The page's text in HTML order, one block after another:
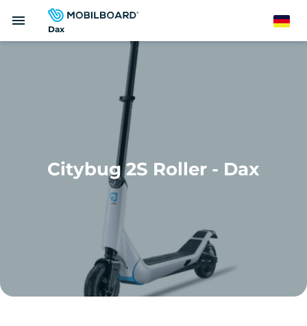
zum
Dax
menu German
Citybug 2S Roller - Dax